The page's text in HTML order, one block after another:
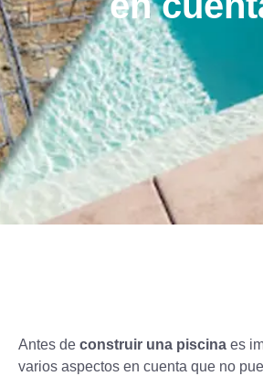
Antes de construir una piscina es
varios aspectos en cuenta que no